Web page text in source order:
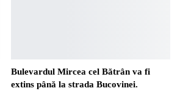
Bulevardul Mircea cel Bătrân va fi
extins până la strada Bucovinei.